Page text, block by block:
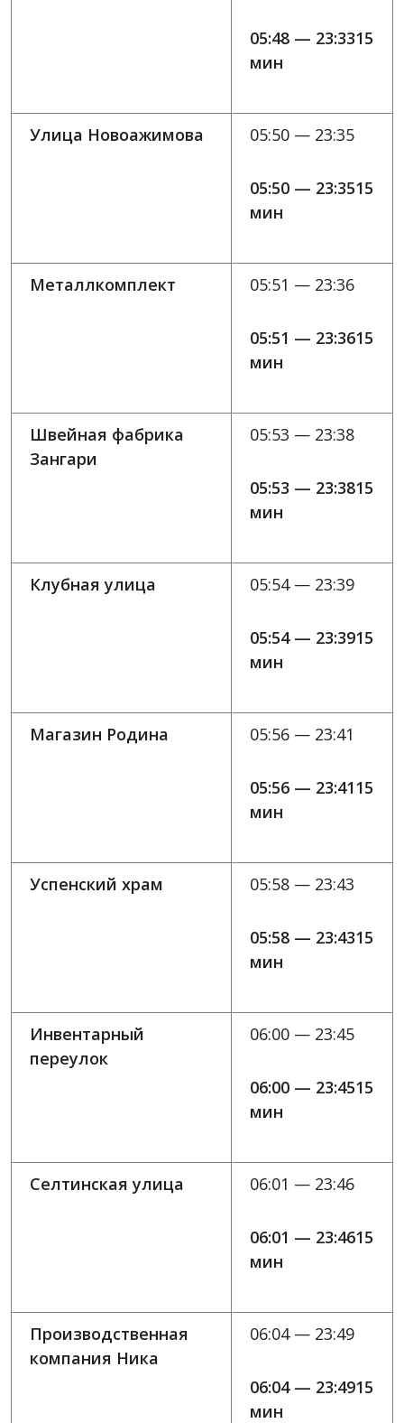
05:48 — 23:3315
мин
Улица Новоажимова 05:50 — 23:35
05:50 — 23:3515
мин
Металлкомплект 05:51 — 23:36
05:51 — 23:3615
мин
Швейная фабрика
Зангари
05:53 — 23:38
05:53 — 23:3815
мин
Клубная улица 05:54 — 23:39
05:54 — 23:3915
мин
Магазин Родина 05:56 — 23:41
05:56 — 23:4115
мин
Успенский храм 05:58 — 23:43
05:58 — 23:4315
мин
Инвентарный
переулок
06:00 — 23:45
06:00 — 23:4515
мин
Селтинская улица 06:01 — 23:46
06:01 — 23:4615
мин
Производственная
компания Ника
06:04 — 23:49
06:04 — 23:4915
мин